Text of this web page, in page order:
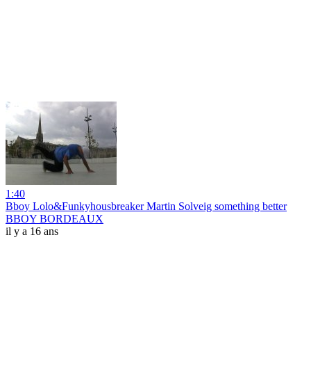
1:40
Bboy Lolo&Funkyhousbreaker Martin Solveig something better
BBOY BORDEAUX
il y a 16 ans